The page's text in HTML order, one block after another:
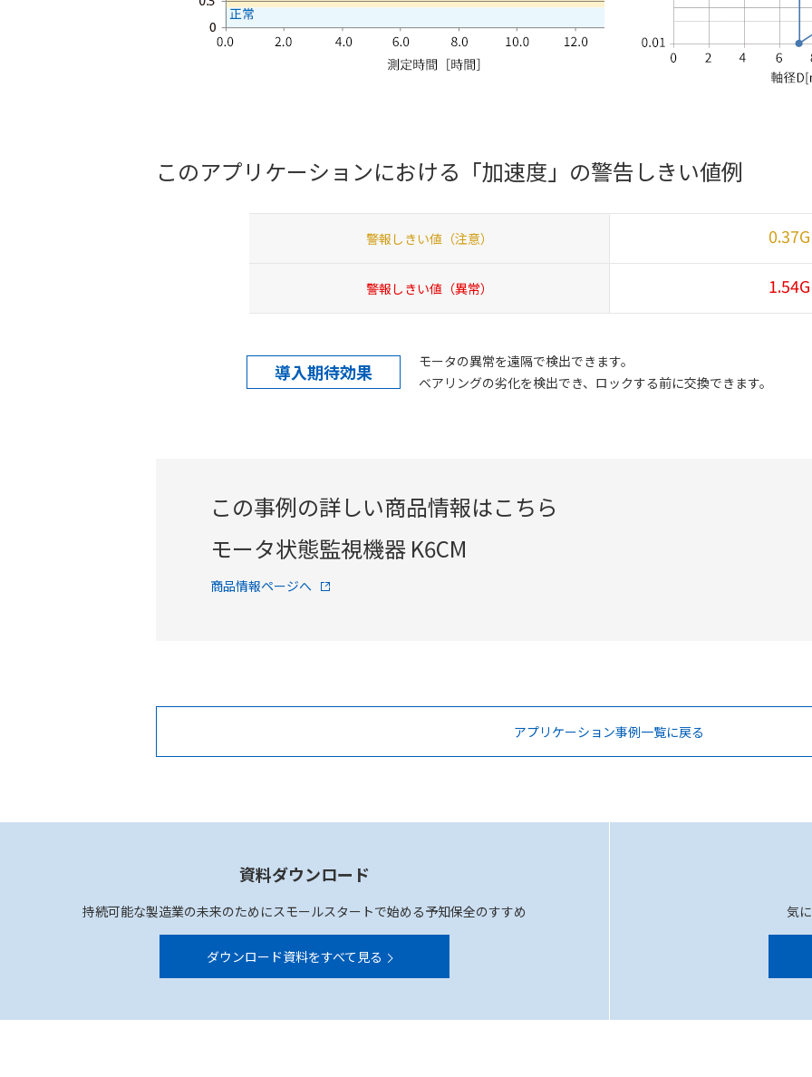
このアプリケーションにおける 「加速度」の警告しきい値例
警報しきい値（注意） 0.37G
警報しきい値（異常） 1.54G
導入期待効果
モータの異常を遠隔で検出できます。
ベアリングの劣化を検出でき、ロックする前に交換できます。
この事例の詳しい商品情報はこちら
モータ状態監視機器 K6CM
商品情報ページへ
アプリケーション事例一覧に戻る
資料ダウンロード
持続可能な製造業の未来のためにスモールスタートで始める予知保全のすすめ
ダウンロード資料をすべて見る
気